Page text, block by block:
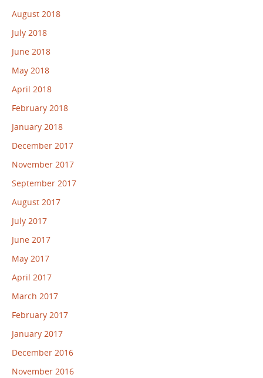
August 2018
July 2018
June 2018
May 2018
April 2018
February 2018
January 2018
December 2017
November 2017
September 2017
August 2017
July 2017
June 2017
May 2017
April 2017
March 2017
February 2017
January 2017
December 2016
November 2016